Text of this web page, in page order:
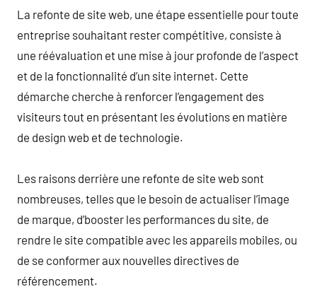
La refonte de site web, une étape essentielle pour toute
entreprise souhaitant rester compétitive, consiste à
une réévaluation et une mise à jour profonde de l’aspect
et de la fonctionnalité d’un site internet. Cette
démarche cherche à renforcer l’engagement des
visiteurs tout en présentant les évolutions en matière
de design web et de technologie.
Les raisons derrière une refonte de site web sont
nombreuses, telles que le besoin de actualiser l’image
de marque, d’booster les performances du site, de
rendre le site compatible avec les appareils mobiles, ou
de se conformer aux nouvelles directives de
référencement.